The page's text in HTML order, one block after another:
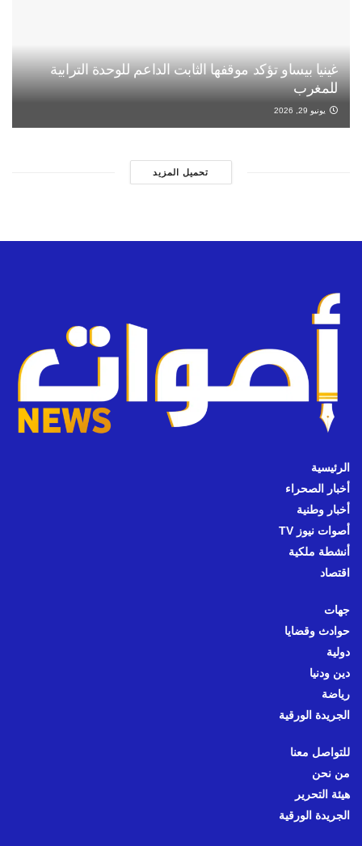
غينيا بيساو تؤكد موقفها الثابت الداعم للوحدة الترابية
للمغرب
يونيو 29, 2026
تحميل المزيد
الرئيسية
أخبار الصحراء
أخبار وطنية
أصوات نيوز TV
أنشطة ملكية
اقتصاد
جهات
حوادث وقضايا
دولية
دين ودنيا
رياضة
الجريدة الورقية
للتواصل معنا
من نحن
هيئة التحرير
الجريدة الورقية